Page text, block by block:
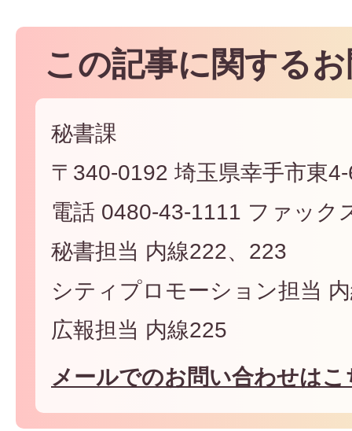
この記事に関する
秘書課
〒340-0192 埼玉県幸手市東
電話 0480-43-1111 ファック
秘書担当 内線222、223
シティプロモーション担当
広報担当 内線225
メールでのお問い合わせは